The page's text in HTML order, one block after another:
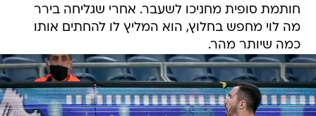
חותמת סופית מחניכו לשעבר. אחרי שגליחה בירר
מה לוי מחפש בחלוץ, הוא המליץ לו להחתים אותו
כמה שיותר מהר.